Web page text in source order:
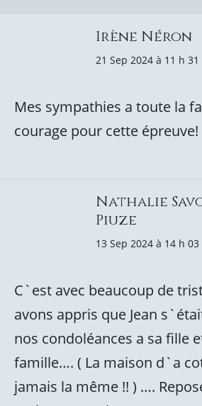
Irène Néron
21 Sep 2024 à 11 h
Mes sympathies a toute la
courage pour cette épreuve!
Nathalie
Piuze
13 Sep 2024 à 14 h
C`est avec beaucoup de
avons appris que Jean
nos condoléances a sa fille
famille…. ( La maison d`a
jamais la même !! ) ….